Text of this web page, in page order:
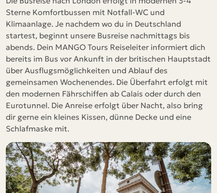
Sterne Komfortbussen mit Notfall-WC und
Klimaanlage. Je nachdem wo du in Deutschland
startest, beginnt unsere Busreise nachmittags bis
abends. Dein MANGO Tours Reiseleiter informiert dich
bereits im Bus vor Ankunft in der britischen Hauptstadt
über Ausflugsmöglichkeiten und Ablauf des
gemeinsamen Wochenendes. Die Überfahrt erfolgt mit
den modernen Fährschiffen ab Calais oder durch den
Eurotunnel. Die Anreise erfolgt über Nacht, also bring
dir gerne ein kleines Kissen, dünne Decke und eine
Schlafmaske mit.